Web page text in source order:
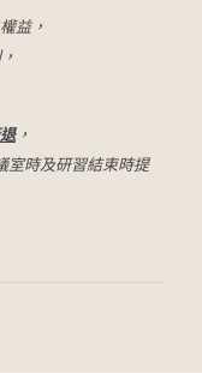
益，
，
室時及研習結束時提